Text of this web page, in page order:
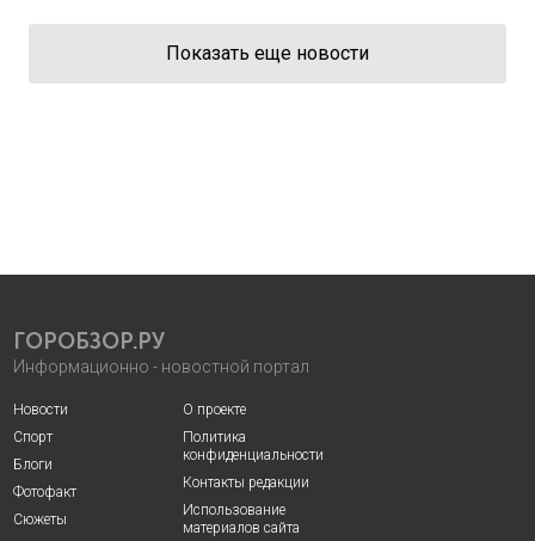
Показать еще новости
ГОРОБЗОР.РУ
Информационно - новостной портал
Новости
Спорт
Блоги
Фотофакт
Сюжеты
О проекте
Политика
конфиденциальности
Контакты редакции
Использование
материалов сайта